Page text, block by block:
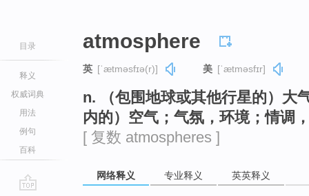
目录
释义
权威词典
用法
例句
百科
atmosphere
英 [ˈætməsfɪə(r)] 美 [ˈætməsfɪr]
n. （包围地球或其他行星的）大
内的）空气；气氛，环境；情调
[ 复数 atmospheres ]
网络释义 专业释义 英英释义